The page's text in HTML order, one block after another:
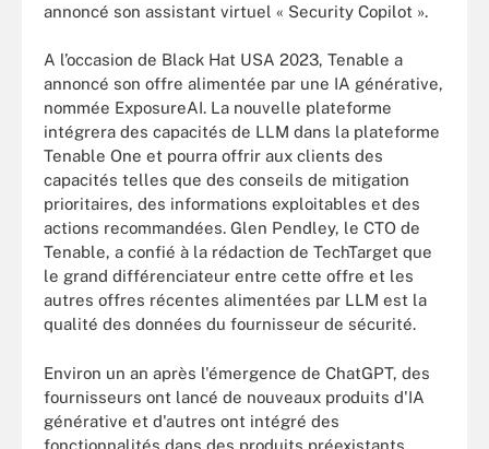
annoncé son assistant virtuel « Security Copilot ».
A l’occasion de Black Hat USA 2023, Tenable a
annoncé son offre alimentée par une IA générative,
nommée ExposureAI. La nouvelle plateforme
intégrera des capacités de LLM dans la plateforme
Tenable One et pourra offrir aux clients des
capacités telles que des conseils de mitigation
prioritaires, des informations exploitables et des
actions recommandées. Glen Pendley, le CTO de
Tenable, a confié à la rédaction de TechTarget que
le grand différenciateur entre cette offre et les
autres offres récentes alimentées par LLM est la
qualité des données du fournisseur de sécurité.
Environ un an après l'émergence de ChatGPT, des
fournisseurs ont lancé de nouveaux produits d'IA
générative et d'autres ont intégré des
fonctionnalités dans des produits préexistants.